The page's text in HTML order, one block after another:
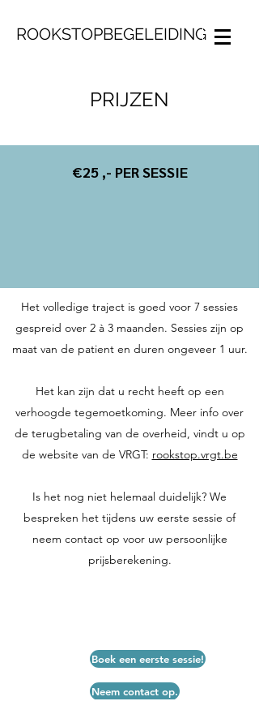
ROOKSTOPBEGELEIDING
PRIJZEN
€25 ,- PER SESSIE
Het volledige traject is goed voor 7 sessies
gespreid over 2 à 3 maanden. Sessies zijn op
maat van de patient en duren ongeveer 1 uur.
Het kan zijn dat u recht heeft op een
verhoogde tegemoetkoming. Meer info over
de terugbetaling van de overheid, vindt u op
de website van de VRGT: rookstop.vrgt.be
Is het nog niet helemaal duidelijk? We
bespreken het tijdens uw eerste sessie of
neem contact op voor uw persoonlijke
prijsberekening.
Boek een eerste sessie!
Neem contact op.